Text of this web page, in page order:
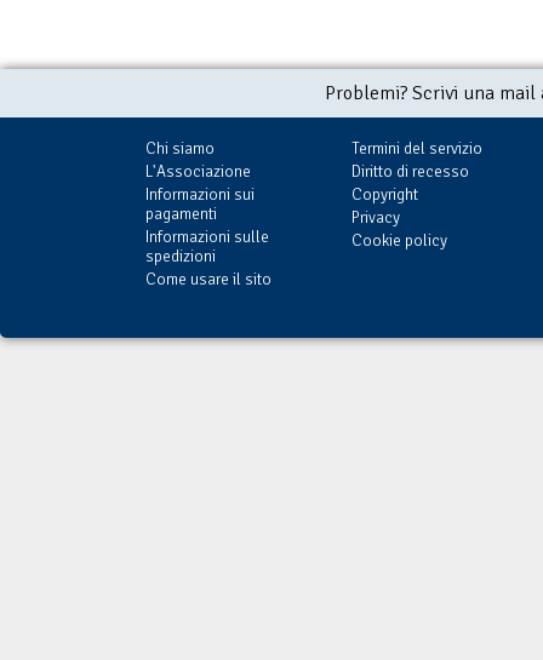
Problemi? Scrivi una
Chi siamo
L'Associazione
Informazioni sui
pagamenti
Informazioni sulle
spedizioni
Come usare il sito
Termini del servizio
Diritto di recesso
Copyright
Privacy
Cookie policy